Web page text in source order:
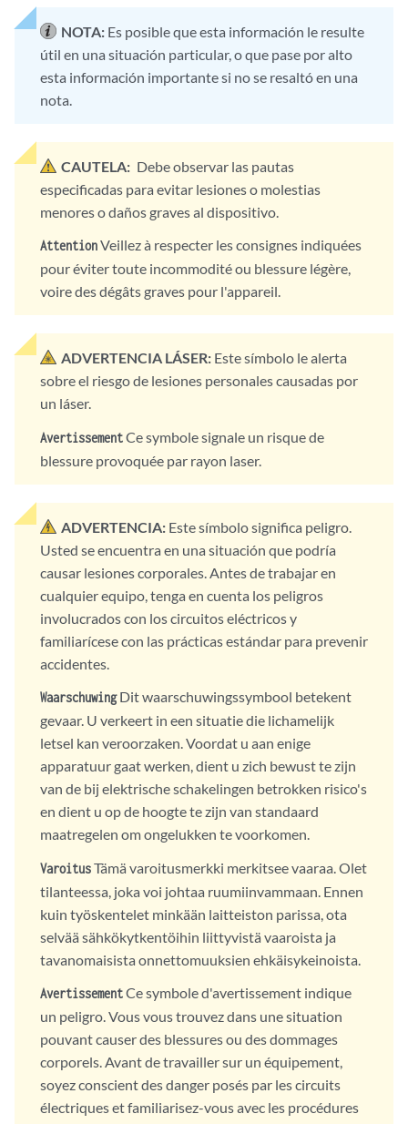
NOTA: Es posible que esta información le resulte
útil en una situación particular, o que pase por alto
esta información importante si no se resaltó en una
nota.
CAUTELA: Debe observar las pautas
especificadas para evitar lesiones o molestias
menores o daños graves al dispositivo.
AttentionVeillez à respecter les consignes indiquées
pour éviter toute incommodité ou blessure légère,
voire des dégâts graves pour l'appareil.
ADVERTENCIA LÁSER: Este símbolo le alerta
sobre el riesgo de lesiones personales causadas por
un láser.
AvertissementCe symbole signale un risque de
blessure provoquée par rayon laser.
ADVERTENCIA: Este símbolo significa peligro.
Usted se encuentra en una situación que podría
causar lesiones corporales. Antes de trabajar en
cualquier equipo, tenga en cuenta los peligros
involucrados con los circuitos eléctricos y
familiarícese con las prácticas estándar para prevenir
accidentes.
WaarschuwingDit waarschuwingssymbool betekent
gevaar. U verkeert in een situatie die lichamelijk
letsel kan veroorzaken. Voordat u aan enige
apparatuur gaat werken, dient u zich bewust te zijn
van de bij elektrische schakelingen betrokken risico's
en dient u op de hoogte te zijn van standaard
maatregelen om ongelukken te voorkomen.
VaroitusTämä varoitusmerkki merkitsee vaaraa. Olet
tilanteessa, joka voi johtaa ruumiinvammaan. Ennen
kuin työskentelet minkään laitteiston parissa, ota
selvää sähkökytkentöihin liittyvistä vaaroista ja
tavanomaisista onnettomuuksien ehkäisykeinoista.
AvertissementCe symbole d'avertissement indique
un peligro. Vous vous trouvez dans une situation
pouvant causer des blessures ou des dommages
corporels. Avant de travailler sur un équipement,
soyez conscient des danger posés par les circuits
électriques et familiarisez-vous avec les procédures